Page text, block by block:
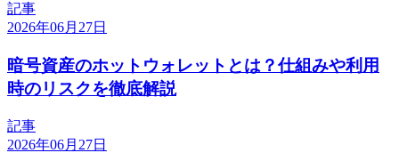
記事
2026年06月27日
暗号資産のホットウォレットとは？仕組みや利用
時のリスクを徹底解説
記事
2026年06月27日